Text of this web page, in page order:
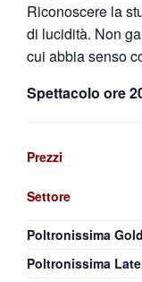
Riconoscere la
di lucidità. Non
cui abbia senso
Spettacolo ore
Prezzi
Settore
Poltronissima Gold
Poltronissima